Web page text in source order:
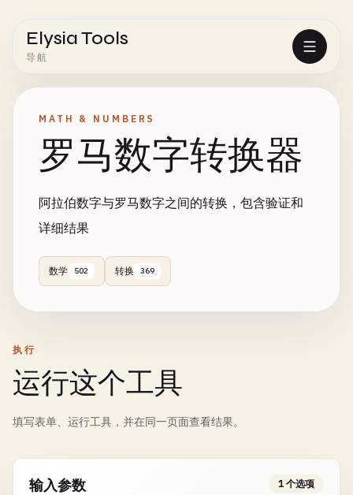
Elysia Tools
导航
MATH & NUMBERS
罗马数字转换器
阿拉伯数字与罗马数字之间的转换，包含验证和
详细结果
数学 502 转换 369
执行
运行这个工具
填写表单、运行工具，并在同一页面查看结果。
输入参数 1 个选项